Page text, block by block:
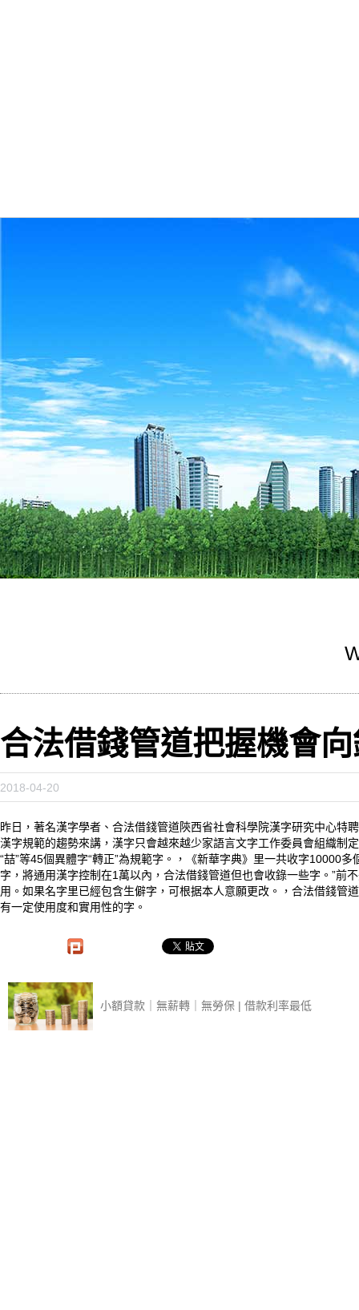
合法借錢管道把握機會
2018-04-20
昨日，著名漢字學者、合法借錢管道陝西省社會科學院漢字研究中心特
漢字規範的趨勢來講，漢字只會越來越少家語言文字工作委員會組織制
“喆”等45個異體字“轉正”為規範字。，《新華字典》里一共收字10000
字，將通用漢字控制在1萬以內，合法借錢管道但也會收錄一些字。”前
用。如果名字里已經包含生僻字，可根据本人意願更改。，合法借錢管
有一定使用度和實用性的字。
小額貸款｜無薪轉｜無勞保 | 借款利率最低